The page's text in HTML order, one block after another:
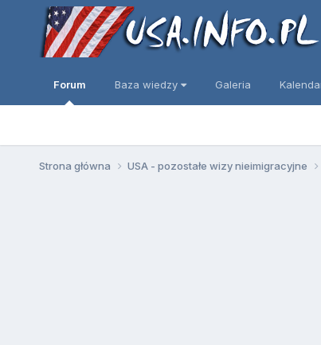
Forum Baza wiedzy Galeria
Strona główna USA - pozostałe wizy nieimigracyjne